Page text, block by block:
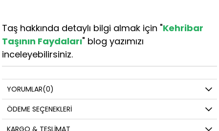
Taş hakkında detaylı bilgi almak için "Kehribar
Taşının Faydaları" blog yazımızı
inceleyebilirsiniz.
YORUMLAR(0)
ÖDEME SEÇENEKLERI